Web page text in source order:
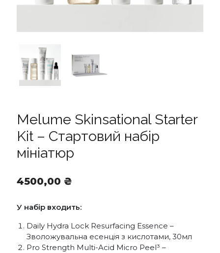
Melume Skinsational Starter
Kit – Стартовий набір
мініатюр
4500,00 ₴
У набір входить:
Daily Hydra Lock Resurfacing Essence –
Зволожувальна есенція з кислотами, 30мл
Pro Strength Multi-Acid Micro Peel³ –